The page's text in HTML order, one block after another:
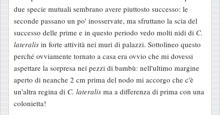
due specie mutuali sembrano avere piuttosto successo: le
seconde passano un po' inosservate, ma sfruttano la scia del
successo delle prime e in questo periodo vedo molti nidi di C.
lateralis in forte attività nei muri di palazzi. Sottolineo questo
perché ovviamente tornato a casa era ovvio che mi dovessi
aspettare la sorpresa nei pezzi di bambù: nell'ultimo margine
aperto di neanche 2 cm prima del nodo mi accorgo che c'è
un'altra regina di C. lateralis ma a differenza di prima con una
colonietta!